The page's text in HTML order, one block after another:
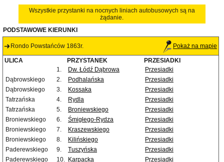
Wszystkie przystanki na nocnych liniach autobusowych są na
żądanie.
PODSTAWOWE KIERUNKI
Rondo Powstańców 1863r. Pokaż na mapie
ULICA PRZYSTANEK
PRZESIADKI
1.
Dw. Łódź Dąbrowa
Przesiadki
Dąbrowskiego
2. Podhalańska
Przesiadki
Dąbrowskiego
3. Kossaka
Przesiadki
Tatrzańska
4. Rydla
Przesiadki
Tatrzańska
5. Broniewskiego
Przesiadki
Broniewskiego
6. Śmigłego-Rydza
Przesiadki
Broniewskiego
7. Kraszewskiego
Przesiadki
Broniewskiego
8. Kilińskiego
Przesiadki
Paderewskiego
9. Tuszyńska
Przesiadki
Paderewskiego
10. Karpacka
Przesiadki